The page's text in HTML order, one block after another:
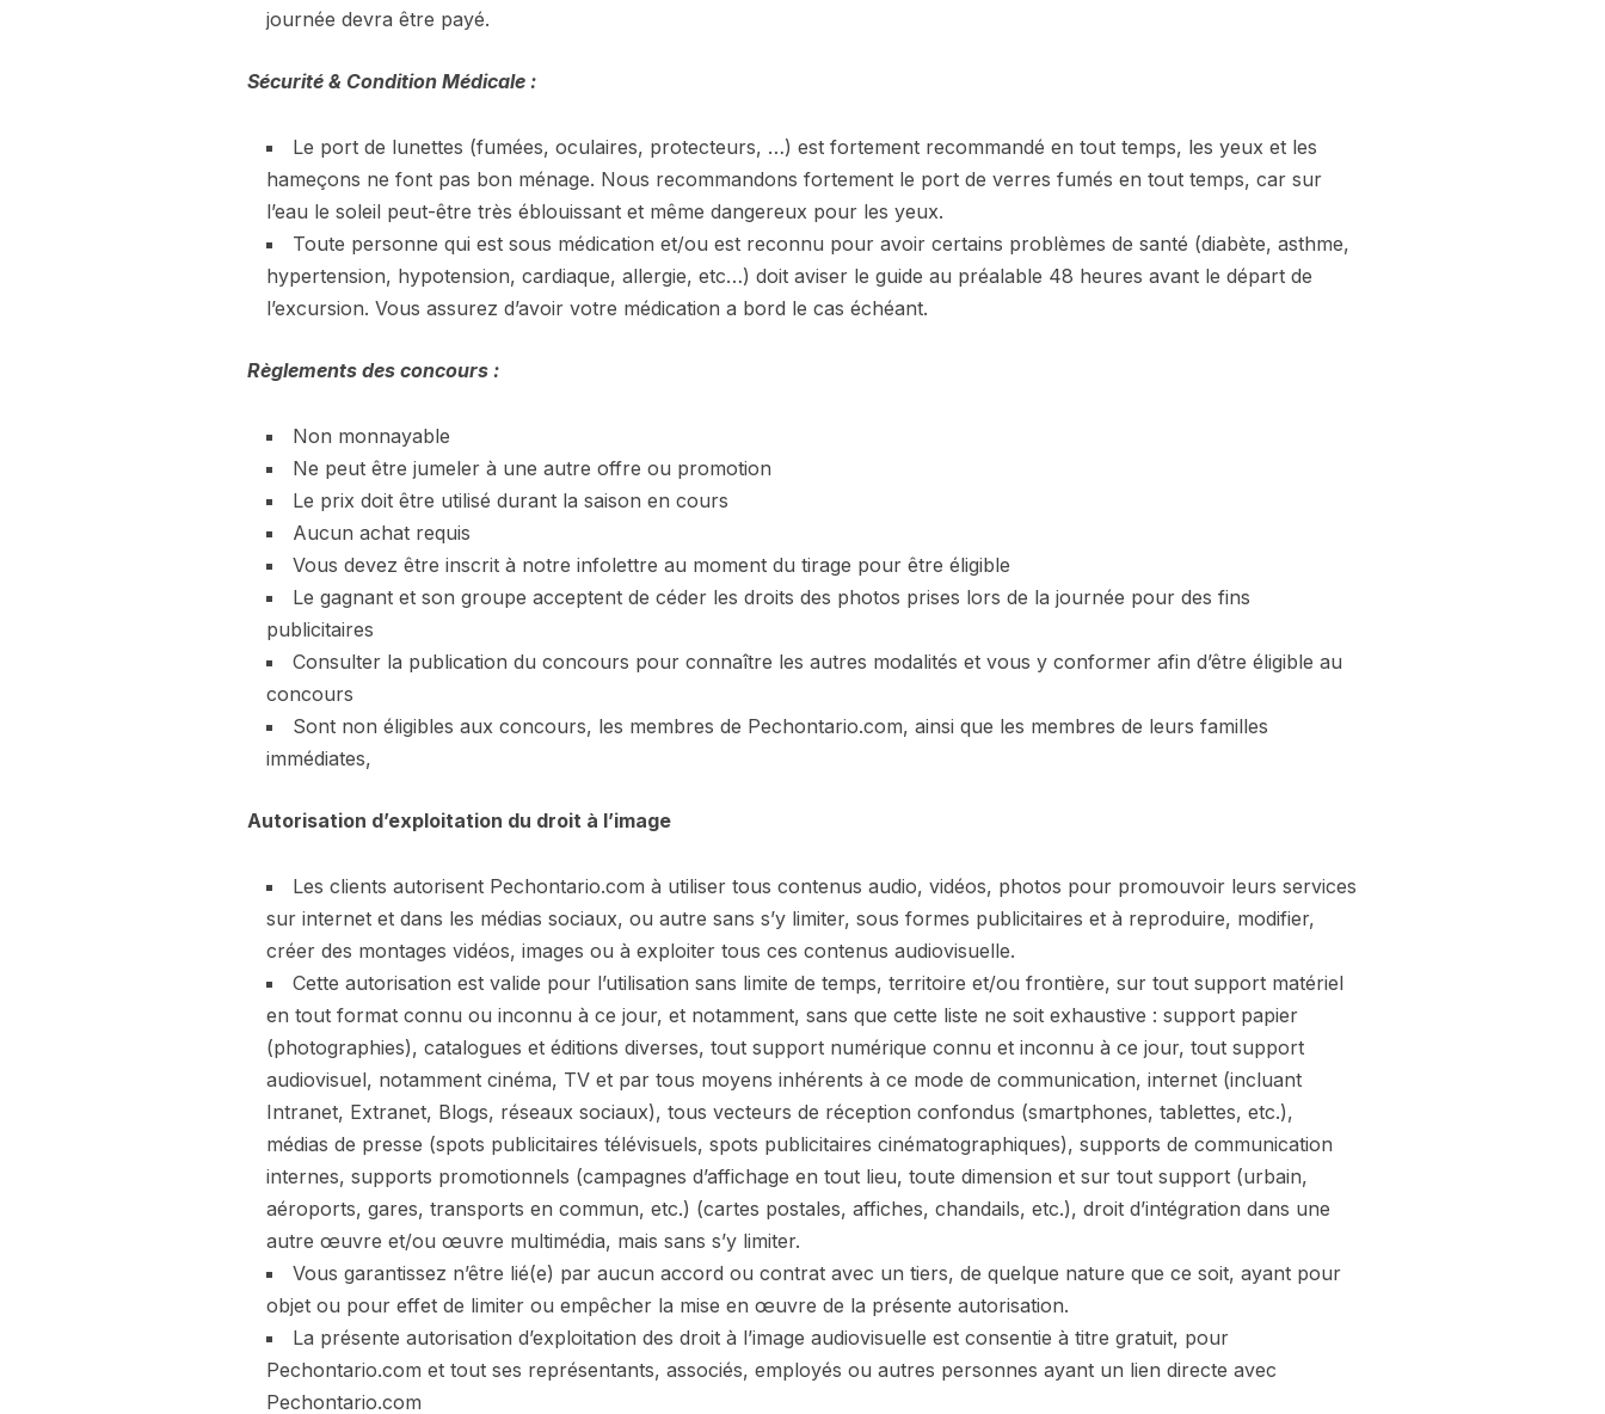
journée devra être payé.
Sécurité & Condition Médicale :
Le port de lunettes (fumées, oculaires, protecteurs, …) est fortement recommandé en tout temps, les yeux et les
hameçons ne font pas bon ménage. Nous recommandons fortement le port de verres fumés en tout temps, car sur
l’eau le soleil peut-être très éblouissant et même dangereux pour les yeux.
Toute personne qui est sous médication et/ou est reconnu pour avoir certains problèmes de santé (diabète, asthme,
hypertension, hypotension, cardiaque, allergie, etc…) doit aviser le guide au préalable 48 heures avant le départ de
l’excursion. Vous assurez d’avoir votre médication a bord le cas échéant.
Règlements des concours :
Non monnayable
Ne peut être jumeler à une autre offre ou promotion
Le prix doit être utilisé durant la saison en cours
Aucun achat requis
Vous devez être inscrit à notre infolettre au moment du tirage pour être éligible
Le gagnant et son groupe acceptent de céder les droits des photos prises lors de la journée pour des fins
publicitaires
Consulter la publication du concours pour connaître les autres modalités et vous y conformer afin d’être éligible au
concours
Sont non éligibles aux concours, les membres de Pechontario.com, ainsi que les membres de leurs familles
immédiates,
Autorisation d’exploitation du droit à l’image
Les clients autorisent Pechontario.com à utiliser tous contenus audio, vidéos, photos pour promouvoir leurs services
sur internet et dans les médias sociaux, ou autre sans s’y limiter, sous formes publicitaires et à reproduire, modifier,
créer des montages vidéos, images ou à exploiter tous ces contenus audiovisuelle.
Cette autorisation est valide pour l’utilisation sans limite de temps, territoire et/ou frontière, sur tout support matériel
en tout format connu ou inconnu à ce jour, et notamment, sans que cette liste ne soit exhaustive : support papier
(photographies), catalogues et éditions diverses, tout support numérique connu et inconnu à ce jour, tout support
audiovisuel, notamment cinéma, TV et par tous moyens inhérents à ce mode de communication, internet (incluant
Intranet, Extranet, Blogs, réseaux sociaux), tous vecteurs de réception confondus (smartphones, tablettes, etc.),
médias de presse (spots publicitaires télévisuels, spots publicitaires cinématographiques), supports de communication
internes, supports promotionnels (campagnes d’affichage en tout lieu, toute dimension et sur tout support (urbain,
aéroports, gares, transports en commun, etc.) (cartes postales, affiches, chandails, etc.), droit d’intégration dans une
autre œuvre et/ou œuvre multimédia, mais sans s’y limiter.
Vous garantissez n’être lié(e) par aucun accord ou contrat avec un tiers, de quelque nature que ce soit, ayant pour
objet ou pour effet de limiter ou empêcher la mise en œuvre de la présente autorisation.
La présente autorisation d’exploitation des droit à l’image audiovisuelle est consentie à titre gratuit, pour
Pechontario.com et tout ses représentants, associés, employés ou autres personnes ayant un lien directe avec
Pechontario.com